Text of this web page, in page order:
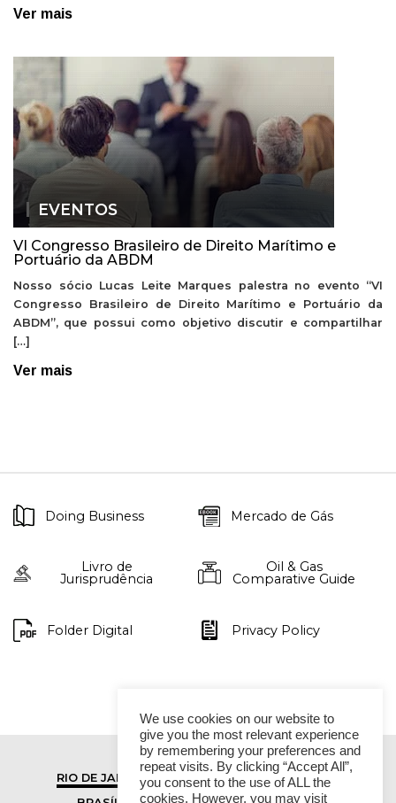
Ver mais
EVENTOS
VI Congresso Brasileiro de Direito Marítimo e
Portuário da ABDM
Nosso sócio Lucas Leite Marques palestra no evento “VI
Congresso Brasileiro de Direito Marítimo e Portuário da
ABDM”, que possui como objetivo discutir e compartilhar
[…]
Ver mais
Doing Business Mercado de Gás
Livro de
Jurisprudência
Oil & Gas
Comparative Guide
Folder Digital Privacy Policy
RIO DE JANEIRO
SÃO PAULO
We use cookies on our website to
give you the most relevant experience
by remembering your preferences and
repeat visits. By clicking “Accept All”,
you consent to the use of ALL the
cookies. However, you may visit